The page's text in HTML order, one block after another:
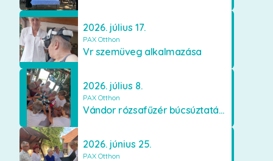
2026. július 17.
PAX Otthon
Vr szemüveg alkalmazása
2026. július 8.
PAX Otthon
Vándor rózsafűzér búcsúztatása
2026. június 25.
PAX Otthon